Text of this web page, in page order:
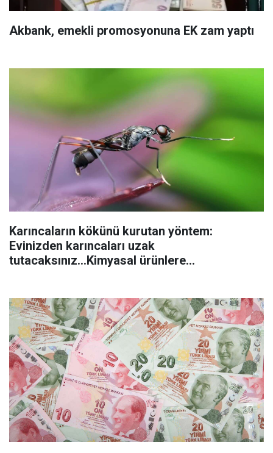
Akbank, emekli promosyonuna EK zam yaptı
Karıncaların kökünü kurutan yöntem:
Evinizden karıncaları uzak
tutacaksınız...Kimyasal ürünlere